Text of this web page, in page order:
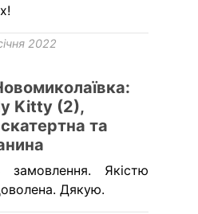
2022
Kitty (2),
та
Якістю
Дякую.